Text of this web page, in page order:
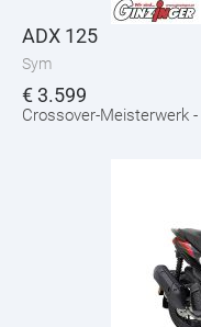
ADX 125
Sym
€3.599
Crossover-Meisterwerk